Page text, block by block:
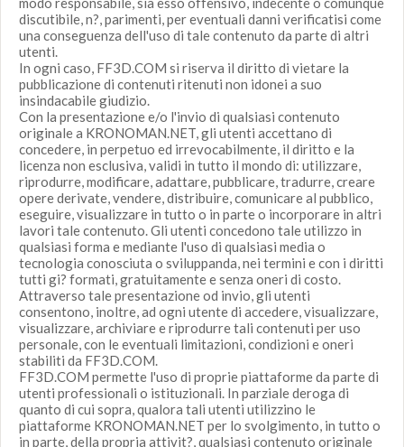
discutibile, n?, parimenti, per eventuali danni verificatisi come
una conseguenza dell'uso di tale contenuto da parte di altri
utenti.
In ogni caso, FF3D.COM si riserva il diritto di vietare la
pubblicazione di contenuti ritenuti non idonei a suo
insindacabile giudizio.
Con la presentazione e/o l'invio di qualsiasi contenuto
originale a KRONOMAN.NET, gli utenti accettano di
concedere, in perpetuo ed irrevocabilmente, il diritto e la
licenza non esclusiva, validi in tutto il mondo di: utilizzare,
riprodurre, modificare, adattare, pubblicare, tradurre, creare
opere derivate, vendere, distribuire, comunicare al pubblico,
eseguire, visualizzare in tutto o in parte o incorporare in altri
lavori tale contenuto. Gli utenti concedono tale utilizzo in
qualsiasi forma e mediante l'uso di qualsiasi media o
tecnologia conosciuta o sviluppanda, nei termini e con i diritti
tutti gi? formati, gratuitamente e senza oneri di costo.
Attraverso tale presentazione od invio, gli utenti
consentono, inoltre, ad ogni utente di accedere, visualizzare,
visualizzare, archiviare e riprodurre tali contenuti per uso
personale, con le eventuali limitazioni, condizioni e oneri
stabiliti da FF3D.COM.
FF3D.COM permette l'uso di proprie piattaforme da parte di
utenti professionali o istituzionali. In parziale deroga di
quanto di cui sopra, qualora tali utenti utilizzino le
piattaforme KRONOMAN.NET per lo svolgimento, in tutto o
in parte, della propria attivit?, qualsiasi contenuto originale